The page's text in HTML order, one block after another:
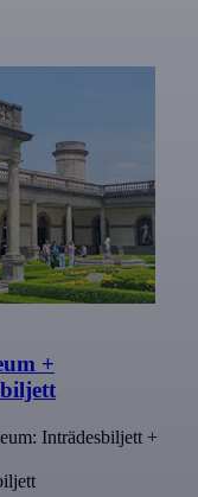
+
Inträdesbiljett +